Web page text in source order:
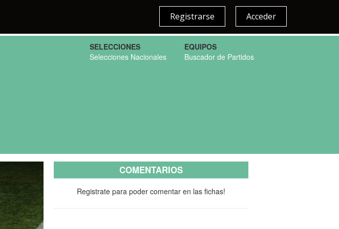
Acceder
Registrarse
SELECCIONES
Selecciones Nacionales
EQUIPOS
Buscador de Partidos
COMENTARIOS
Registrate para poder comentar en las fichas!